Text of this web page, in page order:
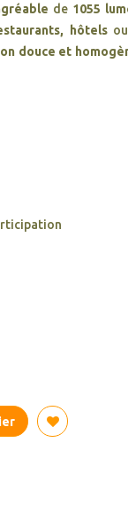
de 1055
hôtelsou
douce et